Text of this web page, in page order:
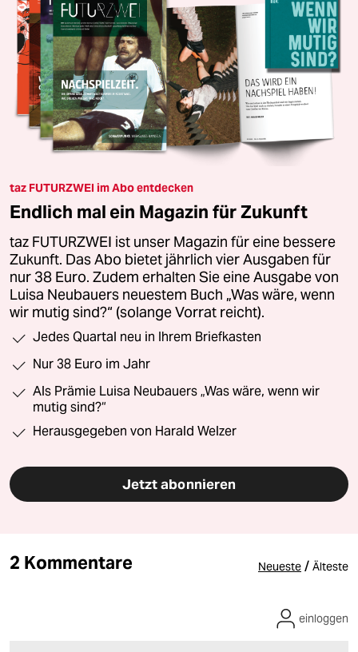
taz FUTURZWEI im Abo entdecken
Endlich mal ein Magazin für Zukunft
taz FUTURZWEI ist unser Magazin für eine bessere
Zukunft. Das Abo bietet jährlich vier Ausgaben für
nur 38 Euro. Zudem erhalten Sie eine Ausgabe von
Luisa Neubauers neuestem Buch „Was wäre, wenn
wir mutig sind?“ (solange Vorrat reicht).
Jedes Quartal neu in Ihrem Briefkasten
Nur 38 Euro im Jahr
Als Prämie Luisa Neubauers „Was wäre, wenn wir
mutig sind?“
Herausgegeben von Harald Welzer
Jetzt abonnieren
2 Kommentare Neueste / Älteste
einloggen